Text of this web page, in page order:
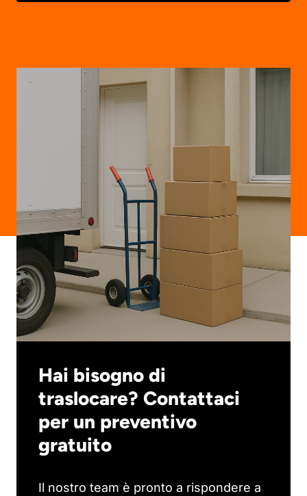
Hai bisogno di
traslocare? Contattaci
per un preventivo
gratuito
Il nostro team è pronto a rispondere a